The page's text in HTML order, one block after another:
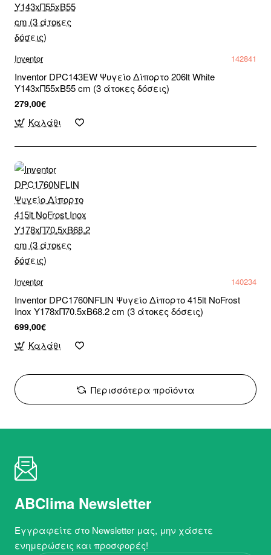
Inventor 142841
Inventor DPC143EW Ψυγείο Δίπορτο 206lt White
Υ143xΠ55xΒ55 cm (3 άτοκες δόσεις)
279,00€
Καλάθι
Inventor 140234
Inventor DPC1760NFLIN Ψυγείο Δίπορτο 415lt NoFrost
Inox Υ178xΠ70.5xΒ68.2 cm (3 άτοκες δόσεις)
699,00€
Καλάθι
Περισσότερα προϊόντα
ABClima Newsletter
Εγγραφείτε στο Newsletter μας, μην χάσετε
ενημερώσεις και προσφορές!